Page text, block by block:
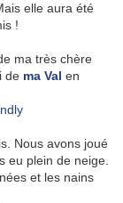
elle aura été
!
ma très chère
de ma Val en
Nous avons joué
eu plein de neige.
et les nains